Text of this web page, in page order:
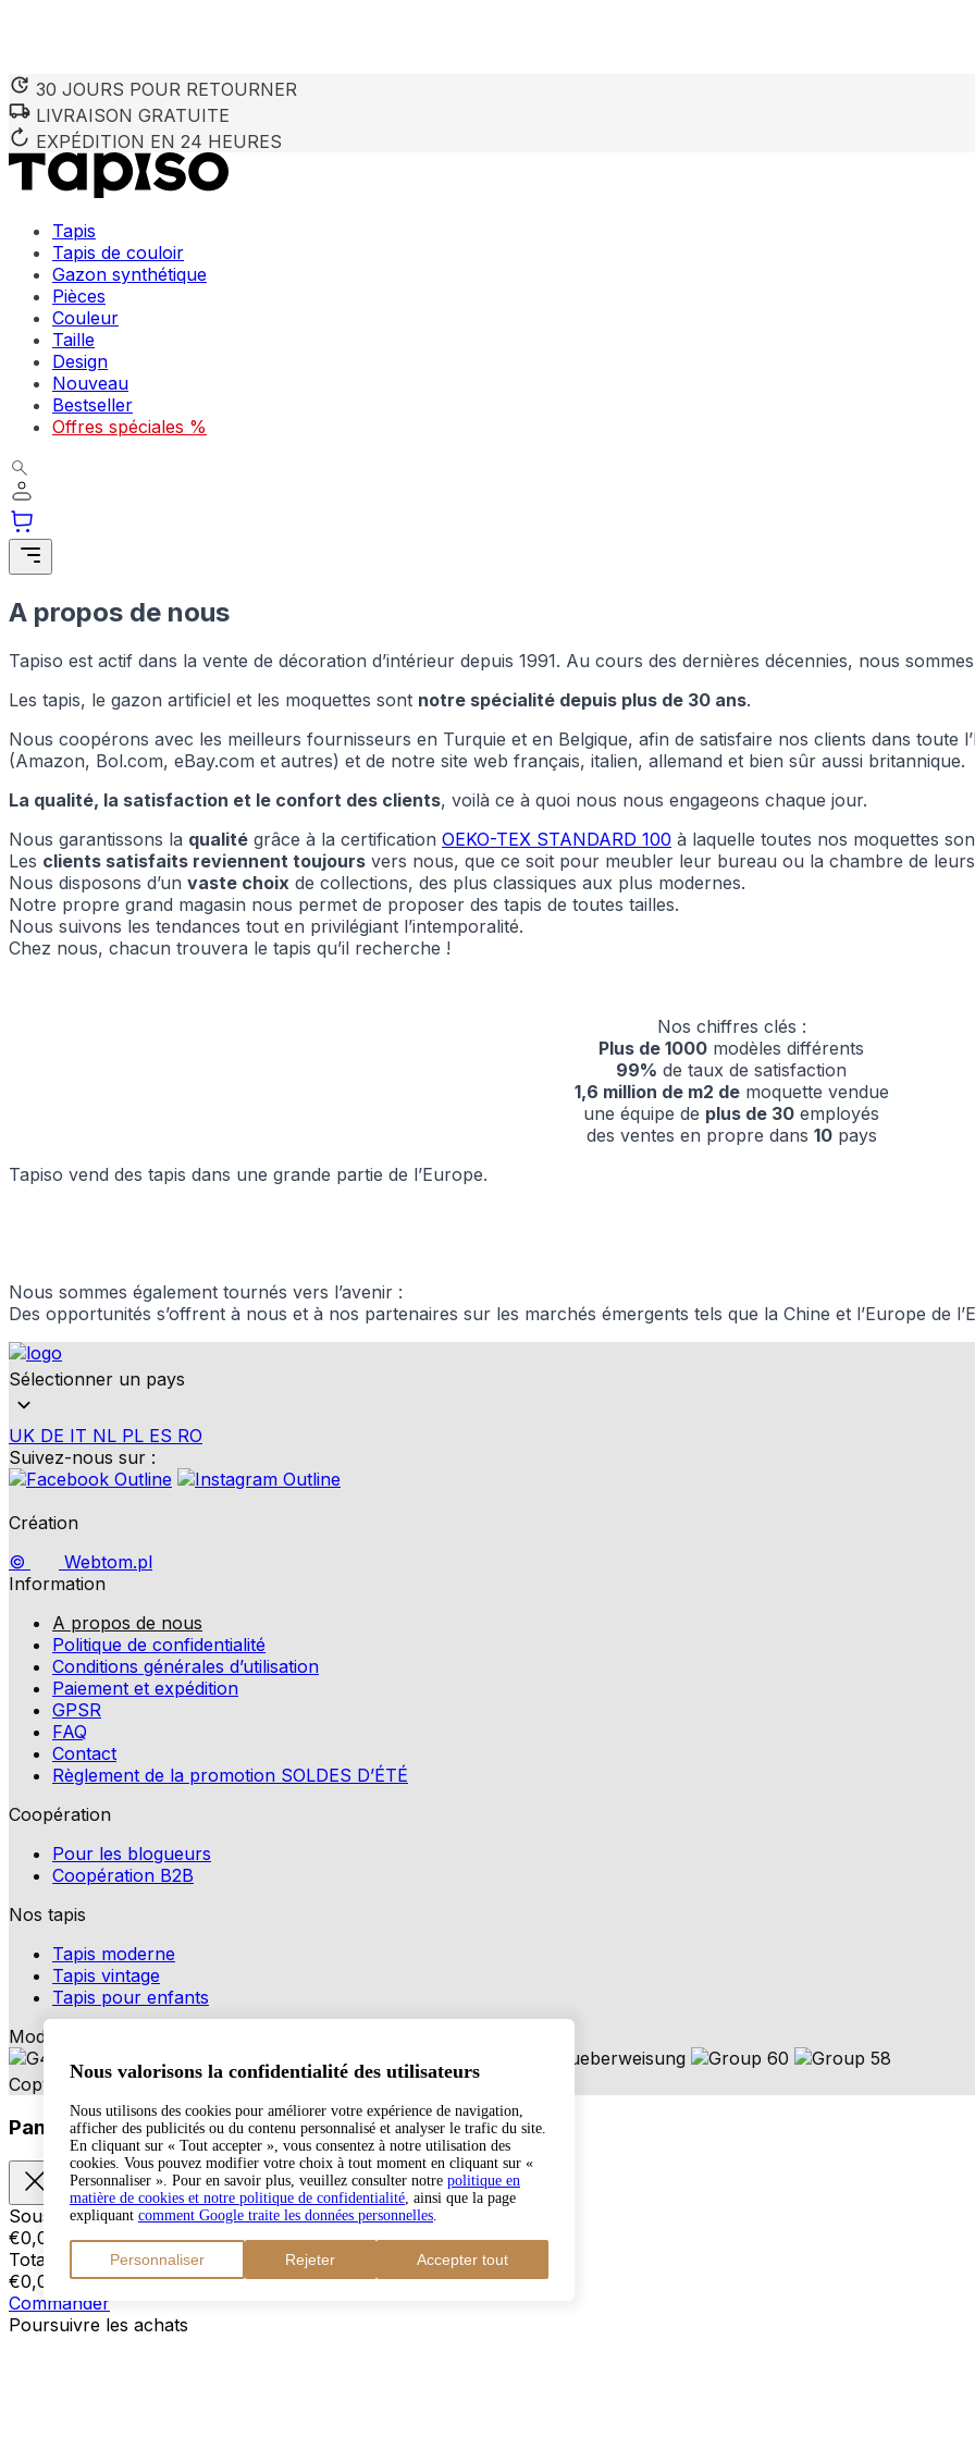
30 JOURS POUR RETOURNER
LIVRAISON GRATUITE
EXPÉDITION EN 24 HEURES
Tapis
Tapis de couloir
Gazon synthétique
Pièces
Couleur
Taille
Design
Nouveau
Bestseller
Offres spéciales %
A propos de nous
Tapiso est actif dans la vente de décoration d’intérieur depuis 1991. Au cours des dernières décennies, nous
Les tapis, le gazon artificiel et les moquettes sont notre spécialité depuis plus de 30 ans.
Nous coopérons avec les meilleurs fournisseurs en Turquie et en Belgique, afin de satisfaire nos clients dans toute
(Amazon, Bol.com, eBay.com et autres) et de notre site web français, italien, allemand et bien sûr aussi britannique.
La qualité, la satisfaction et le confort des clients, voilà ce à quoi nous nous engageons chaque jour.
Nous garantissons la qualité grâce à la certification OEKO-TEX STANDARD 100 à laquelle toutes nos moquettes
Les clients satisfaits reviennent toujours vers nous, que ce soit pour meubler leur bureau ou la chambre de
Nous disposons d’un vaste choix de collections, des plus classiques aux plus modernes.
Notre propre grand magasin nous permet de proposer des tapis de toutes tailles.
Nous suivons les tendances tout en privilégiant l’intemporalité.
Chez nous, chacun trouvera le tapis qu’il recherche !
Nos chiffres clés :
Plus de 1000 modèles différents
99% de taux de satisfaction
1,6 million de m2 demoquette vendue
une équipe de plus de 30 employés
des ventes en propre dans 10pays
Tapiso vend des tapis dans une grande partie de l’Europe.
Nous sommes également tournés vers l’avenir :
Des opportunités s’offrent à nous et à nos partenaires sur les marchés émergents tels que la Chine et l’Europe de
Sélectionner un pays
UK DE IT NL PL ES RO
Suivez-nous sur :
Création
©
Webtom.pl
Information
A propos de nous
Politique de confidentialité
Conditions générales d’utilisation
Paiement et expédition
GPSR
FAQ
Contact
Règlement de la promotion SOLDES D’ÉTÉ
Coopération
Pour les blogueurs
Coopération B2B
Nos tapis
Tapis moderne
Tapis vintage
Tapis pour enfants
Modes de paiement
Copyright © 2026 TAPISO
Nous valorisons la confidentialité des utilisateurs
Nous utilisons des cookies pour améliorer votre expérience de navigation,
afficher des publicités ou du contenu personnalisé et analyser le trafic du site.
En cliquant sur « Tout accepter », vous consentez à notre utilisation des
cookies. Vous pouvez modifier votre choix à tout moment en cliquant sur «
Personnaliser ». Pour en savoir plus, veuillez consulter notre politique en
matière de cookies et notre politique de confidentialité, ainsi que la page
expliquant comment Google traite les données personnelles.
Personnaliser Rejeter Accepter tout
Nous utilisons des cookies pour personnaliser le contenu et les annonces, offrir des fonctionnalités de réseaux
Nous partageons également des informations sur votre utilisation de notre site avec nos partenaires sociaux,
partenaires peuvent combiner ces informations avec d'autres données que vous leur avez fournies ou qu'ils ont
utilisation de leurs services.
Les cookies indispensables sont cruciaux pour les fonctions de base du site et le site ne fonctionnera pas
ne stockent aucune donnée permettant d'identifier personnellement un utilisateur.
Les cookies liés aux préférences permettent au site de se souvenir des informations qui modifient l'apparence
Marketing
Panier
Sous-total
€0,00
Total avec frais d'envoi
€0,00
Commander
Poursuivre les achats